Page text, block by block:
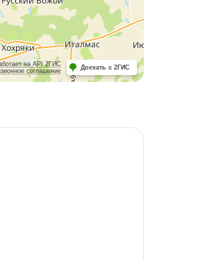
на API 2ГИС
соглашение
Доехать с 2ГИС